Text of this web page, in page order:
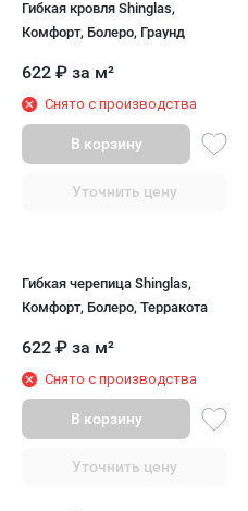
Гибкая кровля Shinglas,
Комфорт, Болеро, Граунд
622 ₽ за м²
Снято с производства
В корзину
Уточнить цену
Гибкая черепица Shinglas,
Комфорт, Болеро, Терракота
622 ₽ за м²
Снято с производства
В корзину
Уточнить цену